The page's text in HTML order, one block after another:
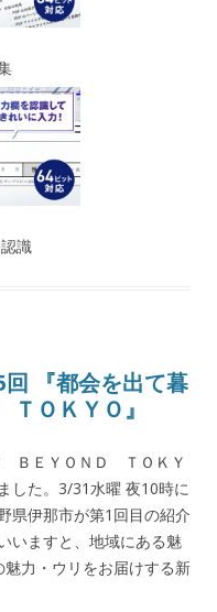
識
『都会を出て暮
ＯＫＹＯ』
ＢＥＹＯＮＤ ＴＯＫＹ
た。 3/31水曜 夜10時に
県伊那市が第1回目の紹介
いますと、地域にある魅
力・ウリをお届けする新